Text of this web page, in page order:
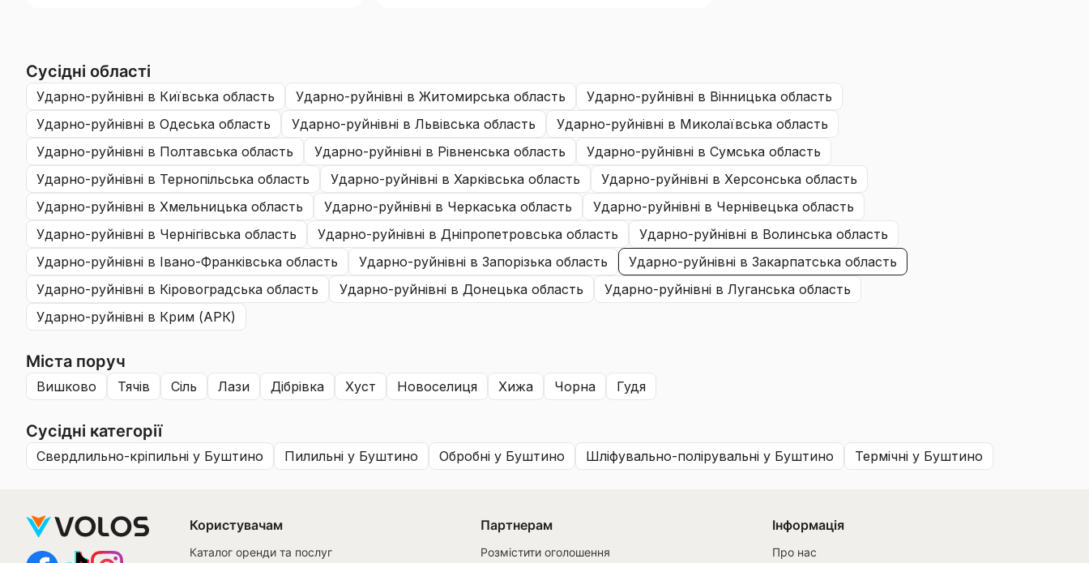
Сусідні області
ударно-руйнівні в Київська область ударно-руйнівні в Житомирська область ударно-руйнівні в Вінницька область
ударно-руйнівні в Одеська область ударно-руйнівні в Львівська область ударно-руйнівні в Миколаївська область
ударно-руйнівні в Полтавська область ударно-руйнівні в Рівненська область ударно-руйнівні в Сумська область
ударно-руйнівні в Тернопільська область ударно-руйнівні в Харківська область ударно-руйнівні в Херсонська область
ударно-руйнівні в Хмельницька область ударно-руйнівні в Черкаська область ударно-руйнівні в Чернівецька область
ударно-руйнівні в Чернігівська область ударно-руйнівні в Дніпропетровська область ударно-руйнівні в Волинська область
ударно-руйнівні в Івано-Франківська область ударно-руйнівні в Запорізька область ударно-руйнівні в Закарпатська область
ударно-руйнівні в Кіровоградська область ударно-руйнівні в Донецька область ударно-руйнівні в Луганська область
ударно-руйнівні в Крим (АРК)
Міста поруч
вишково тячів сіль лази дібрівка хуст новоселиця хижа чорна гудя
Сусідні категорії
свердлильно-кріпильні у Буштино пилильні у Буштино обробні у Буштино шліфувально-полірувальні у Буштино термічні у Буштино
Користувачам
Каталог оренди та послуг
Партнерам
Розмістити оголошення
Інформація
Про нас